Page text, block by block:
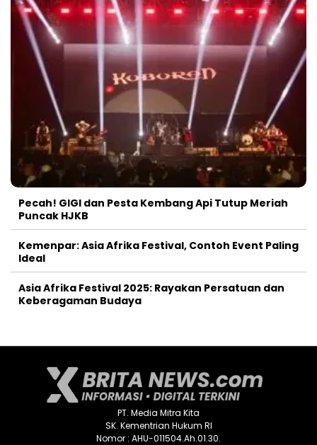
Pecah! GIGI dan Pesta Kembang Api Tutup Meriah
Puncak HJKB
Kemenpar: Asia Afrika Festival, Contoh Event Paling
Ideal
Asia Afrika Festival 2025: Rayakan Persatuan dan
Keberagaman Budaya
PT. Media Mitra Kita
SK. Kementrian Hukum RI
Nomor : AHU-011504.Ah.01.30.